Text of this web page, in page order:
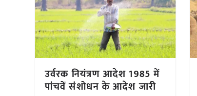
उर्वरक नियंत्रण आदेश 1985 में
पांचवें संशोधन के आदेश जारी